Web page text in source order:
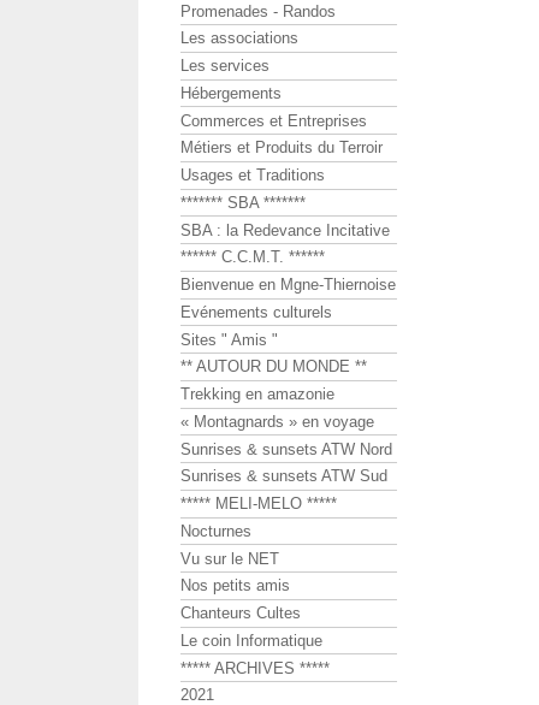
Promenades - Randos
Les associations
Les services
Hébergements
Commerces et Entreprises
Métiers et Produits du Terroir
Usages et Traditions
******* SBA *******
SBA : la Redevance Incitative
****** C.C.M.T. ******
Bienvenue en Mgne-Thiernoise
Evénements culturels
Sites " Amis "
** AUTOUR DU MONDE **
Trekking en amazonie
« Montagnards » en voyage
Sunrises & sunsets ATW Nord
Sunrises & sunsets ATW Sud
***** MELI-MELO *****
Nocturnes
Vu sur le NET
Nos petits amis
Chanteurs Cultes
Le coin Informatique
***** ARCHIVES *****
2021